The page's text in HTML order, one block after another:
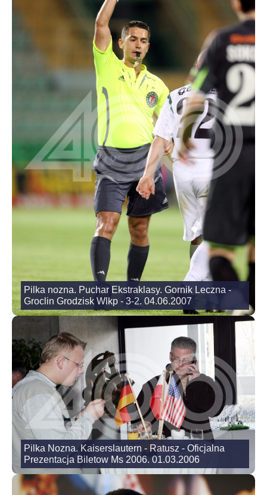
Pilka nozna. Puchar Ekstraklasy. Gornik Leczna -
Groclin Grodzisk Wlkp - 3-2. 04.06.2007
Pilka Nozna. Kaiserslautern - Ratusz - Oficjalna
Prezentacja Biletow Ms 2006. 01.03.2006